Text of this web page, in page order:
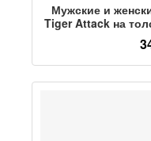
Мужские и
Tiger Attack на
размера,